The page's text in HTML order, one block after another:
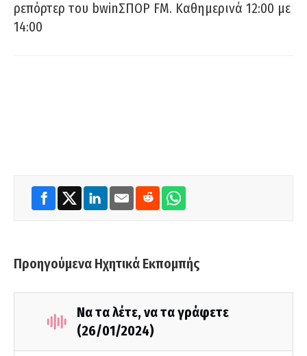
ρεπόρτερ του bwinΣΠΟΡ FM. Καθημερινά 12:00 με
14:00
Προηγούμενα Ηχητικά Εκπομπής
Να τα λέτε, να τα γράφετε
(26/01/2024)